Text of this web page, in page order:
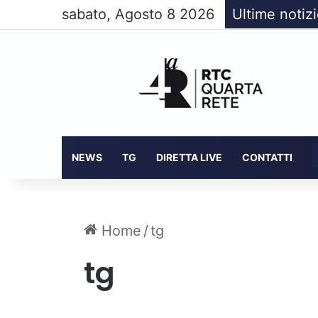
sabato, Agosto 8 2026 Ultime
NEWS TG DIRETTA LIVE CONTATTI
Home /tg
tg